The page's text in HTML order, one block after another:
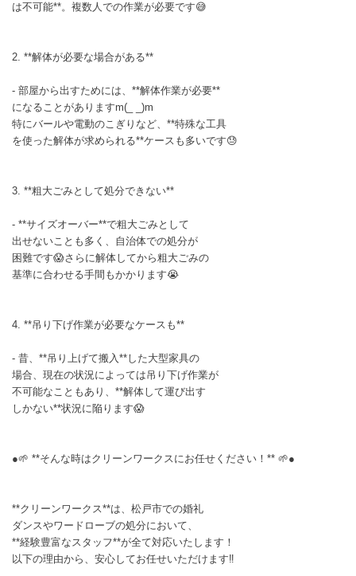
は不可能**。複数人での作業が必要です😅
2. **解体が必要な場合がある**
- 部屋から出すためには、**解体作業が必要**
になることがありますm(_ _)m
特にバールや電動のこぎりなど、**特殊な工具
を使った解体が求められる**ケースも多いです😓
3. **粗大ごみとして処分できない**
- **サイズオーバー**で粗大ごみとして
出せないことも多く、自治体での処分が
困難です😱さらに解体してから粗大ごみの
基準に合わせる手間もかかります😭
4. **吊り下げ作業が必要なケースも**
- 昔、**吊り上げて搬入**した大型家具の
場合、現在の状況によっては吊り下げ作業が
不可能なこともあり、**解体して運び出す
しかない**状況に陥ります😱
●🌱 **そんな時はクリーンワークスにお任せください！** 🌱●
**クリーンワークス**は、松戸市での婚礼
ダンスやワードローブの処分において、
**経験豊富なスタッフ**が全て対応いたします！
以下の理由から、安心してお任せいただけます‼️